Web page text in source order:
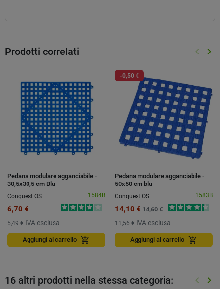
Prodotti correlati keyboard_arrow_left keyboard_arrow_right
Pedana modulare agganciabile -
30,5x30,5 cm Blu
Conquest OS
1584B
6,70 €
5,49 € IVA esclusa
Aggiungi al carrello add_shopping_cart
-0,50 €
Pedana modulare agganciabile -
50x50 cm blu
Conquest OS
1583B
14,10 € 14,60 €
11,56 € IVA esclusa
Aggiungi al carrello add_shopping_cart
16 altri prodotti nella stessa categoria: keyboard_arrow_left keyboard_arrow_right